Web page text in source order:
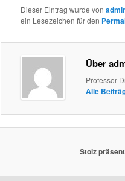
Dieser Eintrag wurde von
ein Lesezeichen für den
Über
Professor
Alle
Stolz